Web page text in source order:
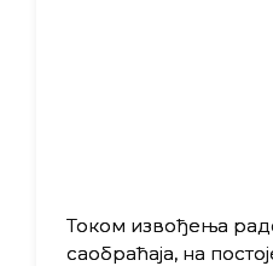
Током извођења
саобраћаја, на